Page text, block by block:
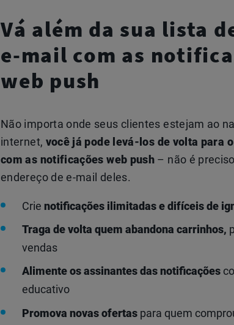
Vá além da sua lista
e-mail com as
web push
Não importa onde seus clientes estejam ao
internet, você já pode levá-los de volta para
com as notificações web push – não é
endereço de e-mail deles.
Crie notificações ilimitadas e difíceis de
Traga de volta quem abandona carrinhos,
vendas
Alimente os assinantes das notificações
educativo
Promova novas ofertas para quem